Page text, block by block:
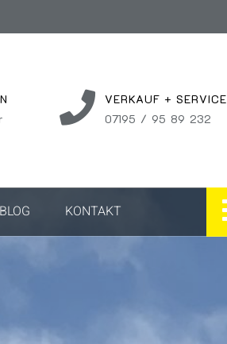
VERKAUF + SERVICE
07195 / 95 89 232
BLOG KONTAKT